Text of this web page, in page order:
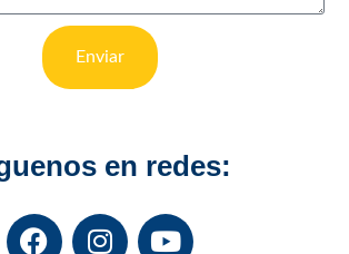
Enviar
en redes: